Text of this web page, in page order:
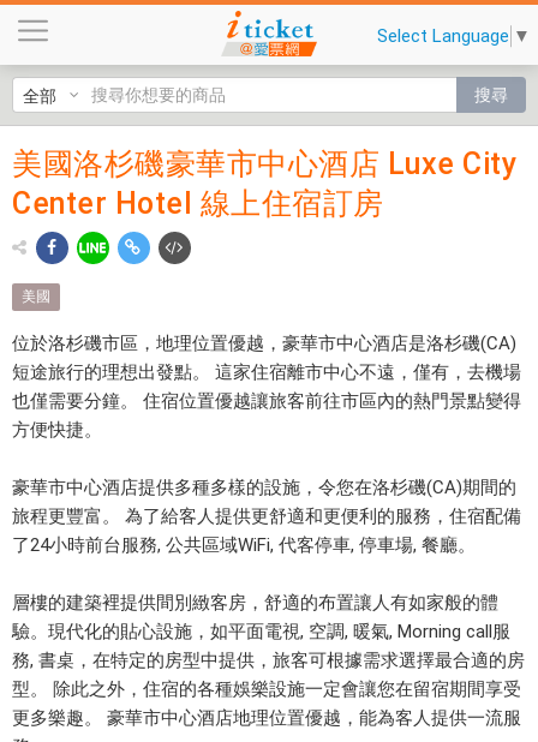
洛
杉
豪
華
市
店
L
u
C
i
t
C
e
n
t
e
Select Language ▼
搜尋
美國洛
杉磯豪
華市中
心酒店
Luxe
City
Center
線上住
宿訂房
$16239
位
於
美國洛杉磯豪華市中心酒店 Luxe City
Center Hotel 線上住宿訂房
美國
位於洛杉磯市區，地理位置優越，豪華市中心酒店是洛杉磯(CA)
短途旅行的理想出發點。 這家住宿離市中心不遠，僅有，去機場
也僅需要分鐘。 住宿位置優越讓旅客前往市區內的熱門景點變得
方便快捷。
豪華市中心酒店提供多種多樣的設施，令您在洛杉磯(CA)期間的
旅程更豐富。 為了給客人提供更舒適和更便利的服務，住宿配備
了24小時前台服務, 公共區域WiFi, 代客停車, 停車場, 餐廳。
層樓的建築裡提供間別緻客房，舒適的布置讓人有如家般的體
驗。現代化的貼心設施，如平面電視, 空調, 暖氣, Morning call服
務, 書桌，在特定的房型中提供，旅客可根據需求選擇最合適的房
型。 除此之外，住宿的各種娛樂設施一定會讓您在留宿期間享受
更多樂趣。 豪華市中心酒店地理位置優越，能為客人提供一流服